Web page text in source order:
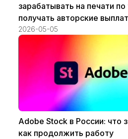
зарабатывать на печати
получать авторские
2026-05-05
Adobe Stock в России: что
как продолжить работу